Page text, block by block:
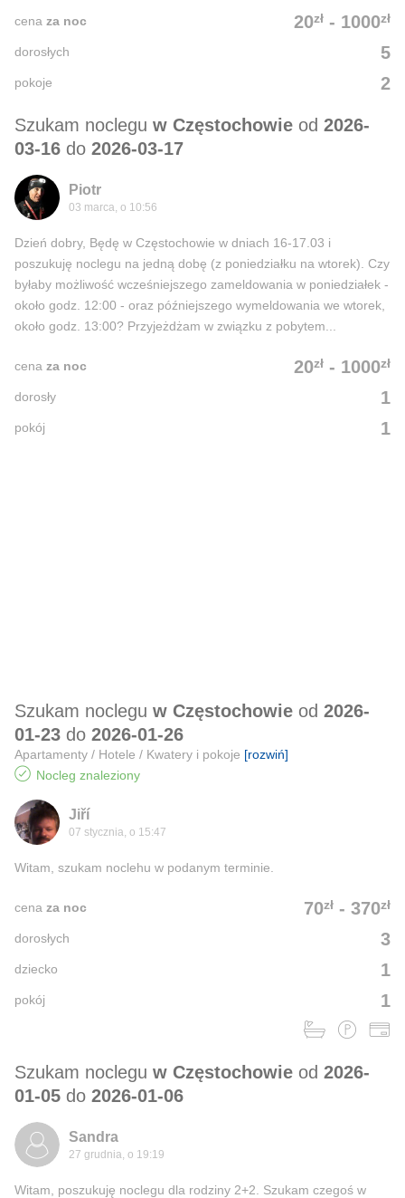
20zł - 1000zł
cena za noc
5
dorosłych
2
pokoje
Szukam noclegu w Częstochowie od 2026-
03-16 do 2026-03-17
Piotr
03 marca, o 10:56
Dzień dobry, Będę w Częstochowie w dniach 16-17.03 i
poszukuję noclegu na jedną dobę (z poniedziałku na wtorek). Czy
byłaby możliwość wcześniejszego zameldowania w poniedziałek -
około godz. 12:00 - oraz późniejszego wymeldowania we wtorek,
około godz. 13:00? Przyjeżdżam w związku z pobytem...
20zł - 1000zł
cena za noc
1
dorosły
1
pokój
Szukam noclegu w Częstochowie od 2026-
01-23 do 2026-01-26
Apartamenty / Hotele / Kwatery i pokoje [rozwiń]
Nocleg znaleziony
Jiří
07 stycznia, o 15:47
Witam, szukam noclehu w podanym terminie.
70zł - 370zł
cena za noc
3
dorosłych
1
dziecko
1
pokój
Szukam noclegu w Częstochowie od 2026-
01-05 do 2026-01-06
Sandra
27 grudnia, o 19:19
Witam, poszukuję noclegu dla rodziny 2+2. Szukam czegoś w